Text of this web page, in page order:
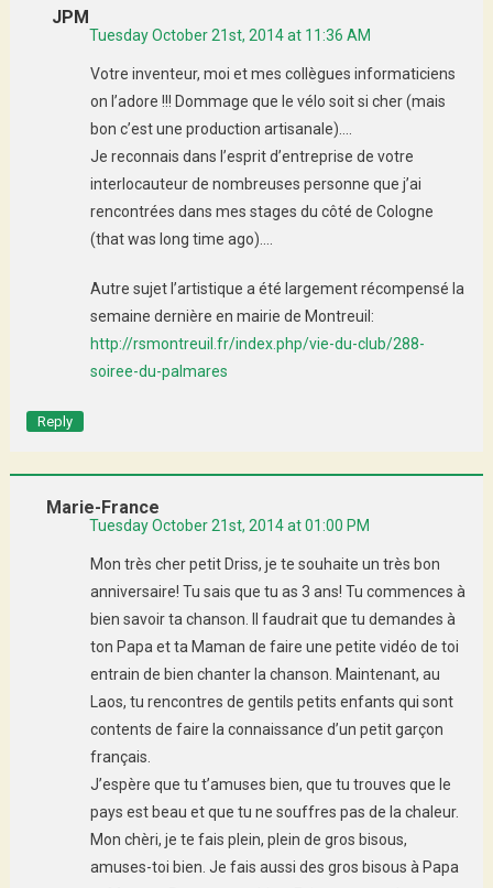
JPM
Tuesday October 21st, 2014 at 11:36 AM
Votre inventeur, moi et mes collègues informaticiens
on l’adore !!! Dommage que le vélo soit si cher (mais
bon c’est une production artisanale)….
Je reconnais dans l’esprit d’entreprise de votre
interlocauteur de nombreuses personne que j’ai
rencontrées dans mes stages du côté de Cologne
(that was long time ago)….
Autre sujet l’artistique a été largement récompensé la
semaine dernière en mairie de Montreuil:
http://rsmontreuil.fr/index.php/vie-du-club/288-
soiree-du-palmares
Reply
Marie-France
Tuesday October 21st, 2014 at 01:00 PM
Mon très cher petit Driss, je te souhaite un très bon
anniversaire! Tu sais que tu as 3 ans! Tu commences à
bien savoir ta chanson. Il faudrait que tu demandes à
ton Papa et ta Maman de faire une petite vidéo de toi
entrain de bien chanter la chanson. Maintenant, au
Laos, tu rencontres de gentils petits enfants qui sont
contents de faire la connaissance d’un petit garçon
français.
J’espère que tu t’amuses bien, que tu trouves que le
pays est beau et que tu ne souffres pas de la chaleur.
Mon chèri, je te fais plein, plein de gros bisous,
amuses-toi bien. Je fais aussi des gros bisous à Papa